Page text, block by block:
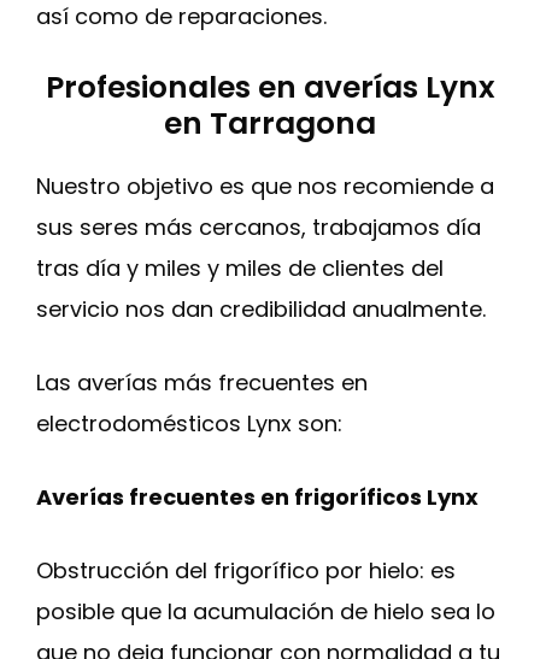
así como de reparaciones.
Profesionales en averías Lynx
en Tarragona
Nuestro objetivo es que nos recomiende a
sus seres más cercanos, trabajamos día
tras día y miles y miles de clientes del
servicio nos dan credibilidad anualmente.
Las averías más frecuentes en
electrodomésticos Lynx son:
Averías frecuentes en frigoríficos Lynx
Obstrucción del frigorífico por hielo: es
posible que la acumulación de hielo sea lo
que no deja funcionar con normalidad a tu